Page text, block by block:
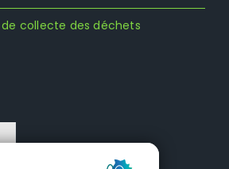
collecte des déchets